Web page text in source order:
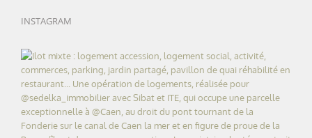
INSTAGRAM